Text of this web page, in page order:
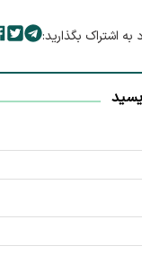
اشتراک بگذارید: